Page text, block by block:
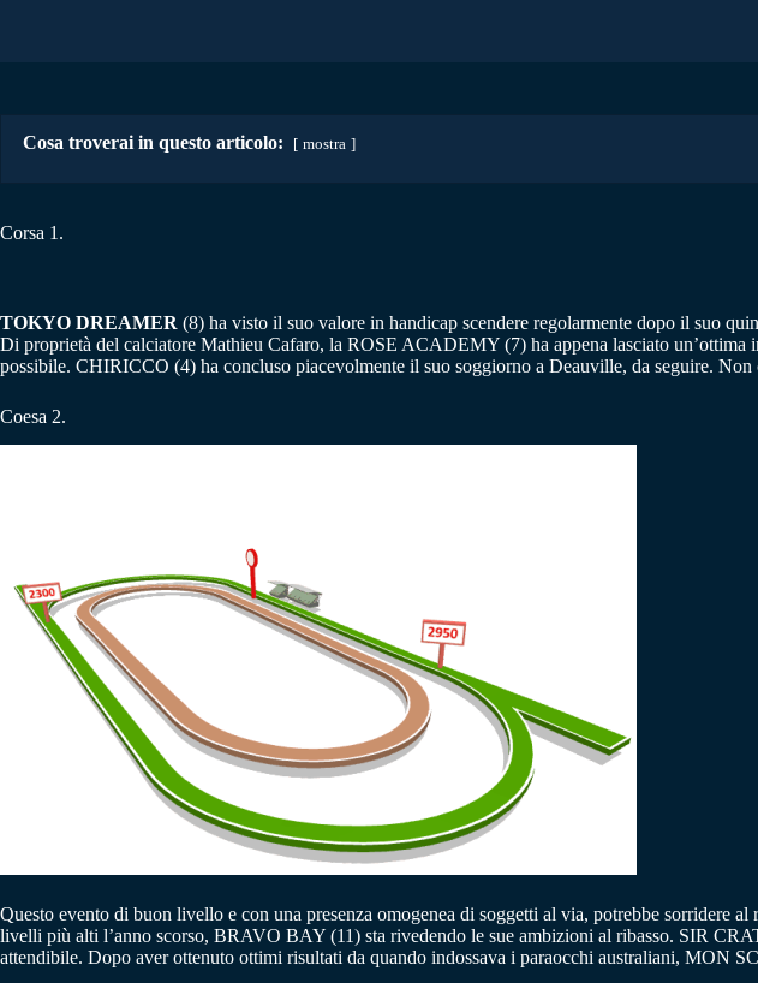
Cosa troverai in questo articolo: mostra
Corsa 1.
TOKYO DREAMER (8) ha visto il suo valore in handicap scendere regolarmente dopo il suo
Di proprietà del calciatore Mathieu Cafaro, la ROSE ACADEMY (7) ha appena lasciato un’ottima
possibile. CHIRICCO (4) ha concluso piacevolmente il suo soggiorno a Deauville, da seguire.
Coesa 2.
Questo evento di buon livello e con una presenza omogenea di soggetti al via, potrebbe sorridere al
livelli più alti l’anno scorso, BRAVO BAY (11) sta rivedendo le sue ambizioni al ribasso. SIR
attendibile. Dopo aver ottenuto ottimi risultati da quando indossava i paraocchi australiani, MON